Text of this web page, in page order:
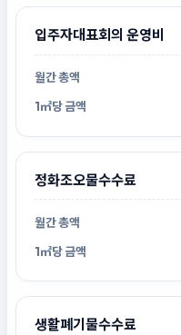
입주자대표회의 운영비
정화조오물수수료
생활폐기물수수료